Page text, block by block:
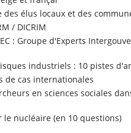
élus locaux et des
/ DICRIM
: Groupe d'Experts
industriels : 10 pistes
de cas internationales
en sciences sociales
nucléaire (en 10 questions)